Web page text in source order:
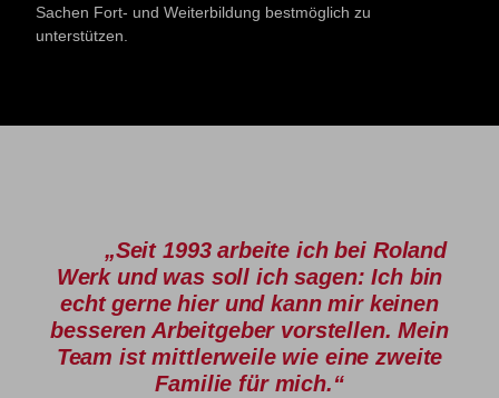
Sachen Fort- und Weiterbildung bestmöglich zu
unterstützen.
„Seit 1993 arbeite ich bei Roland
Werk und was soll ich sagen: Ich bin
echt gerne hier und kann mir keinen
besseren Arbeitgeber vorstellen. Mein
Team ist mittlerweile wie eine zweite
Familie für mich.“